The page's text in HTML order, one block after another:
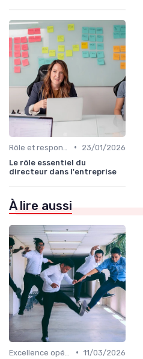
•
23/01/2026
Le rôle essentiel du
directeur dans l'entreprise
À lire aussi
• 11/03/2026